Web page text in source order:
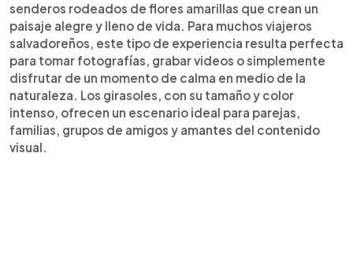
senderos rodeados de flores amarillas que crean un
paisaje alegre y lleno de vida. Para muchos viajeros
salvadoreños, este tipo de experiencia resulta perfecta
para tomar fotografías, grabar videos o simplemente
disfrutar de un momento de calma en medio de la
naturaleza. Los girasoles, con su tamaño y color
intenso, ofrecen un escenario ideal para parejas,
familias, grupos de amigos y amantes del contenido
visual.